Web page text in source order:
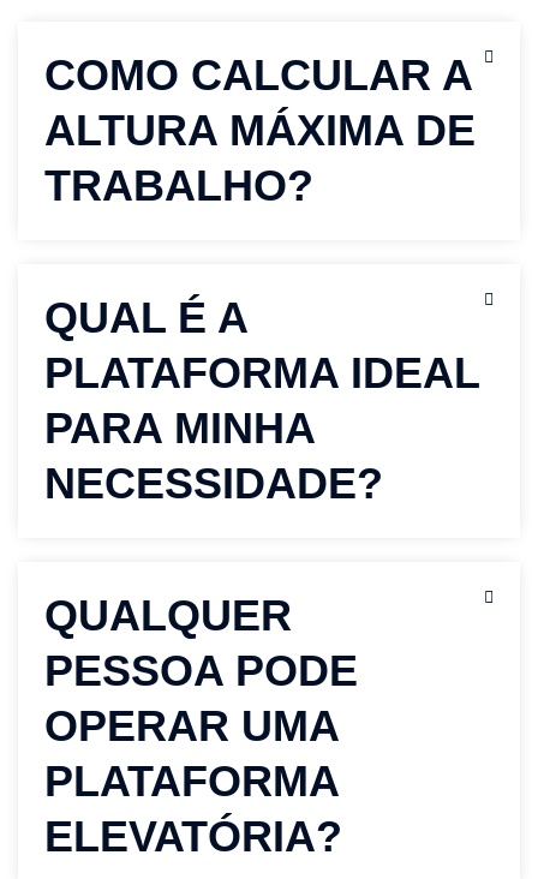
COMO CALCULAR A
ALTURA MÁXIMA DE
TRABALHO?
QUAL É A
PLATAFORMA IDEAL
PARA MINHA
NECESSIDADE?
QUALQUER
PESSOA PODE
OPERAR UMA
PLATAFORMA
ELEVATÓRIA?